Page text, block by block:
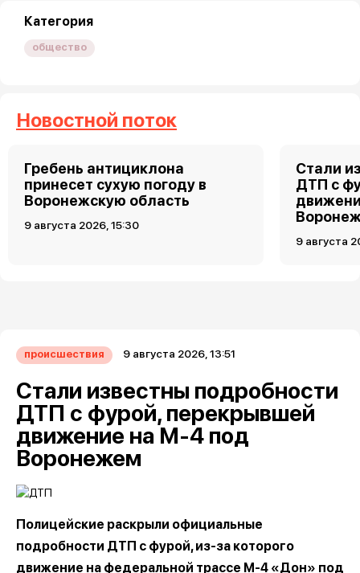
Категория
общество
Новостной поток
Гребень антициклона
принесет сухую погоду в
Воронежскую область
9 августа 2026, 15:30
Стали
ДТП с
9 августа
происшествия 9 августа 2026, 13:51
Стали известны подробности
ДТП с фурой, перекрывшей
движение на М-4 под
Воронежем
Полицейские раскрыли официальные
подробности ДТП с фурой, из-за которого
движение на федеральной трассе М-4 «Дон» под